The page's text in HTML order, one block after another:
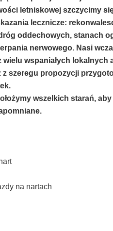
letniskowej szczycimy
lecznicze:
oddechowych, stanach
nerwowego. Nasi
wielu wspaniałych lokalnych
z szeregu propozycji
wszelkich starań,
na nartach